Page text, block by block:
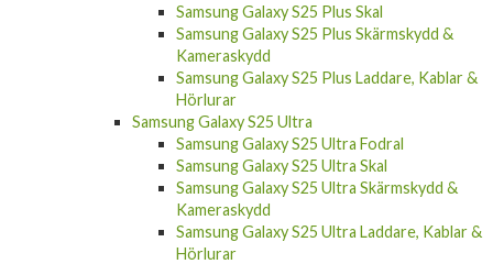
Samsung Galaxy S25 Plus Skal
Samsung Galaxy S25 Plus Skärmskydd &
Kameraskydd
Samsung Galaxy S25 Plus Laddare, Kablar &
Hörlurar
Samsung Galaxy S25 Ultra
Samsung Galaxy S25 Ultra Fodral
Samsung Galaxy S25 Ultra Skal
Samsung Galaxy S25 Ultra Skärmskydd &
Kameraskydd
Samsung Galaxy S25 Ultra Laddare, Kablar &
Hörlurar